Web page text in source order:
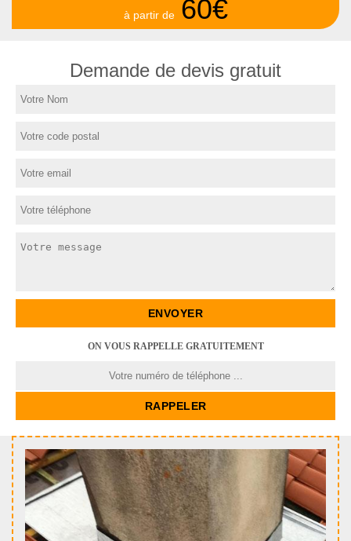
à partir de 60€
Demande de devis gratuit
ON VOUS RAPPELLE GRATUITEMENT